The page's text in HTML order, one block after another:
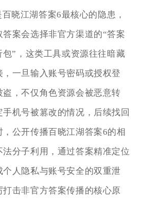
晓江湖答案6最核心的隐患，
案会选择非官方渠道的“答案
包”，这类工具或资源往往暗藏
一旦输入账号密码或授权登
，不仅角色资源会被恶意转
机号被篡改的情况，后续找回
公开传播百晓江湖答案6的相
分子利用，通过答案精准定位
人隐私与账号安全的双重泄
击非官方答案传播的核心原